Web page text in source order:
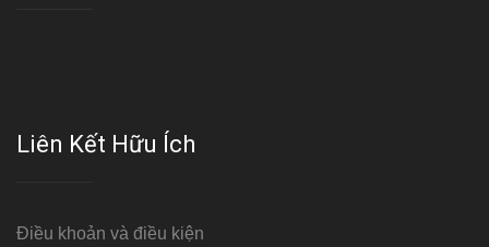
Liên Kết Hữu Ích
Điều khoản và điều kiện